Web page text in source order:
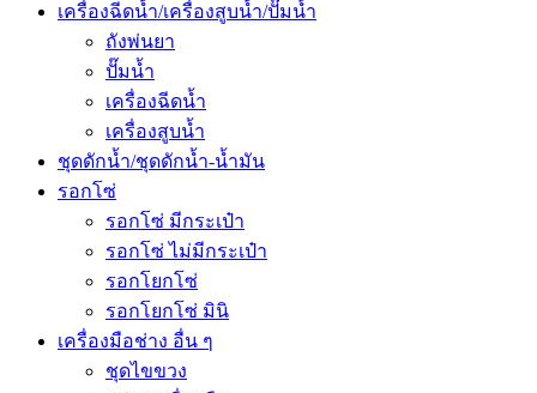
เครื่องฉีดน้ำ/เครื่องสูบน้ำ/ปั๊มน้ำ
ถังพ่นยา
ปั๊มน้ำ
เครื่องฉีดน้ำ
เครื่องสูบน้ำ
ชุดดักน้ำ/ชุดดักน้ำ-น้ำมัน
รอกโซ่
รอกโซ่ มีกระเป๋า
รอกโซ่ ไม่มีกระเป๋า
รอกโยกโซ่
รอกโยกโซ่ มินิ
เครื่องมือช่าง อื่น ๆ
ชุดไขขวง